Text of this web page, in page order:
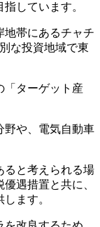
しています。
地帯にあるチャチ
な投資地域で東
「ターゲット産
野や、電気自動車
ると考えられる場
遇措置と共に、
ます。